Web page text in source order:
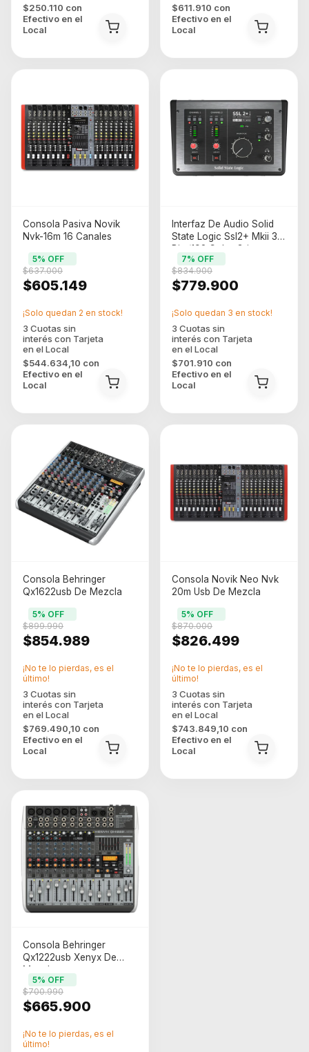
$250.110 con
Efectivo en el
Local
$611.910 con
Efectivo en el
Local
Consola Pasiva Novik
Nvk-16m 16 Canales
$605.149
$637.000
5% OFF
$544.634,10 con
Efectivo en el
Local
¡Solo quedan 2 en stock!
Interfaz De Audio Solid
State Logic Ssl2+ Mkii 32
Bits/192 Color Gris
Oscuro
$779.900
$834.900
7% OFF
$701.910 con
Efectivo en el
Local
¡Solo quedan 3 en stock!
Consola Behringer
Qx1622usb De Mezcla
$854.989
$899.990
5% OFF
$769.490,10 con
Efectivo en el
Local
¡No te lo pierdas, es el
último!
Consola Novik Neo Nvk
20m Usb De Mezcla
$826.499
$870.000
5% OFF
$743.849,10 con
Efectivo en el
Local
¡No te lo pierdas, es el
último!
Consola Behringer
Qx1222usb Xenyx De
Mezcla
$665.900
$700.990
5% OFF
¡No te lo pierdas, es el
último!